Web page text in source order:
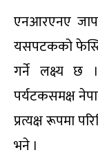
एनआरएनए
यसपटकको
गर्ने लक्ष्य छ
पर्यटकसमक्ष
प्रत्यक्ष रूपमा
भने ।